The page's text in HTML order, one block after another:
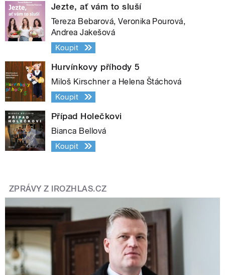
Jezte, ať vám to sluší
Tereza Bebarová, Veronika Pourová,
Andrea Jakešová
Koupit
Hurvínkovy příhody 5
Miloš Kirschner a Helena Štáchová
Koupit
Případ Holečkovi
Bianca Bellová
Koupit
ZPRÁVY Z IROZHLAS.CZ